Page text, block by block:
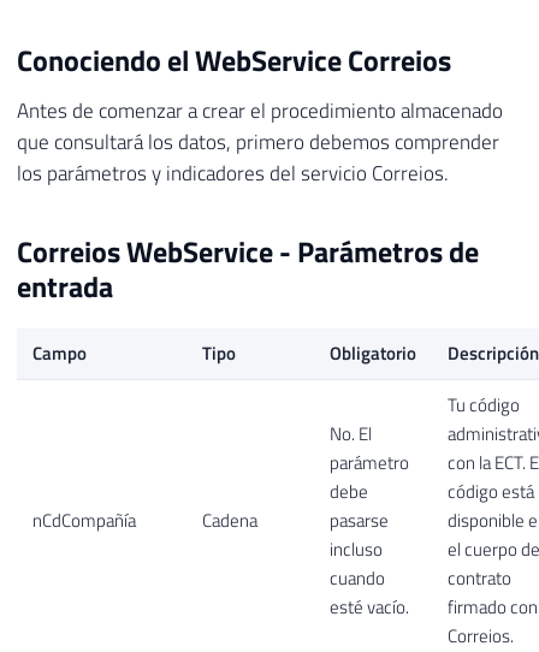
Conociendo el WebService Correios
Antes de comenzar a crear el procedimiento almacenado
que consultará los datos, primero debemos comprender
los parámetros y indicadores del servicio Correios.
Correios WebService - Parámetros de
entrada
Campo Tipo Obligatorio Descripción
nCdCompañía Cadena
No. El
parámetro
debe
pasarse
incluso
cuando
esté vacío.
Tu código
con la ECT.
código está
disponible
el cuerpo
contrato
firmado con
Correios.